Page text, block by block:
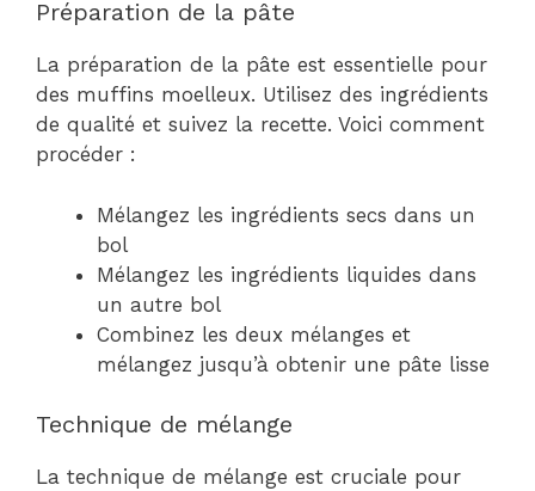
Préparation de la pâte
La préparation de la pâte est essentielle pour
des muffins moelleux. Utilisez des ingrédients
de qualité et suivez la recette. Voici comment
procéder :
Mélangez les ingrédients secs dans un
bol
Mélangez les ingrédients liquides dans
un autre bol
Combinez les deux mélanges et
mélangez jusqu’à obtenir une pâte lisse
Technique de mélange
La technique de mélange est cruciale pour